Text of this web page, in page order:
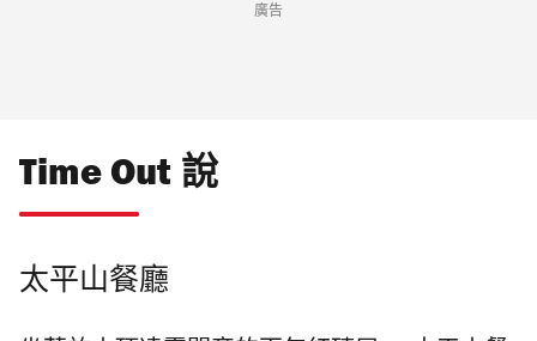
廣告
Time Out 說
太平山餐廳